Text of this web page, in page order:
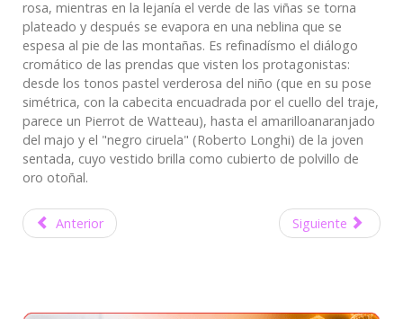
rosa, mientras en la lejanía el verde de las viñas se torna
plateado y después se evapora en una neblina que se
espesa al pie de las montañas. Es refinadísmo el diálogo
cromático de las prendas que visten los protagonistas:
desde los tonos pastel verderosa del niño (que en su pose
simétrica, con la cabecita encuadrada por el cuello del traje,
parece un Pierrot de Watteau), hasta el amarilloanaranjado
del majo y el "negro ciruela" (Roberto Longhi) de la joven
sentada, cuyo vestido brilla como cubierto de polvillo de
oro otoñal.
Anterior Siguiente